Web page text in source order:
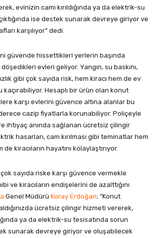
evinizin camı kırıldığında ya da elektrik-su
ise destek sunarak devreye giriyor ve
karşılıyor” dedi.
güvende hissettikleri yerlerin başında
evleri geliyor. Yangın, su baskını,
gibi çok sayıda risk, hem kiracı hem de ev
Hesaplı bir ürün olan konut
karşı evlerini güvence altına alanlar bu
cazip fiyatlarla korunabiliyor. Poliçeyle
ihtiyaç anında sağlanan ücretsiz çilingir
hasarları, cam kırılması gibi teminatlar hem
kiracıların hayatını kolaylaştırıyor.
sayıda riske karşı güvence vermekle
ve kiracıların endişelerini de azalttığını
Genel Müdürü Koray Erdoğan; “Konut
ücretsiz çilingir hizmeti vererek,
ya da elektrik-su tesisatında sorun
sunarak devreye giriyor ve oluşabilecek